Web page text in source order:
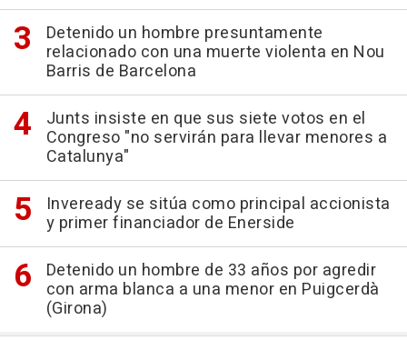
Detenido un hombre presuntamente
relacionado con una muerte violenta en Nou
Barris de Barcelona
Junts insiste en que sus siete votos en el
Congreso "no servirán para llevar menores a
Catalunya"
Inveready se sitúa como principal accionista
y primer financiador de Enerside
Detenido un hombre de 33 años por agredir
con arma blanca a una menor en Puigcerdà
(Girona)